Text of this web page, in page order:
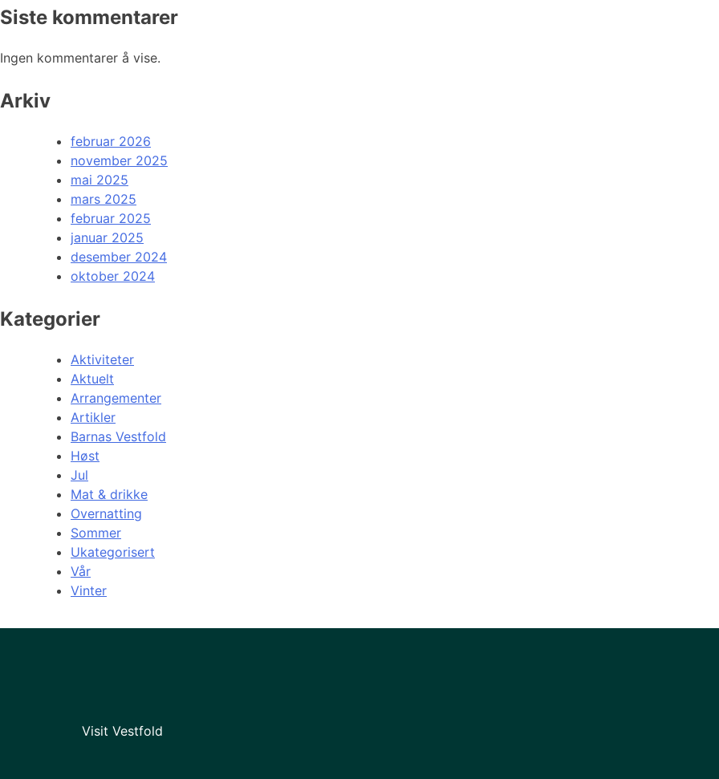
Siste kommentarer
Ingen kommentarer å vise.
Arkiv
februar 2026
november 2025
mai 2025
mars 2025
februar 2025
januar 2025
desember 2024
oktober 2024
Kategorier
Aktiviteter
Aktuelt
Arrangementer
Artikler
Barnas Vestfold
Høst
Jul
Mat & drikke
Overnatting
Sommer
Ukategorisert
Vår
Vinter
Visit Vestfold